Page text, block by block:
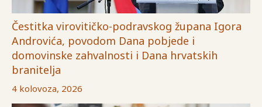
Čestitka virovitičko-podravskog župana Igora
Androvića, povodom Dana pobjede i
domovinske zahvalnosti i Dana hrvatskih
branitelja
4 kolovoza, 2026